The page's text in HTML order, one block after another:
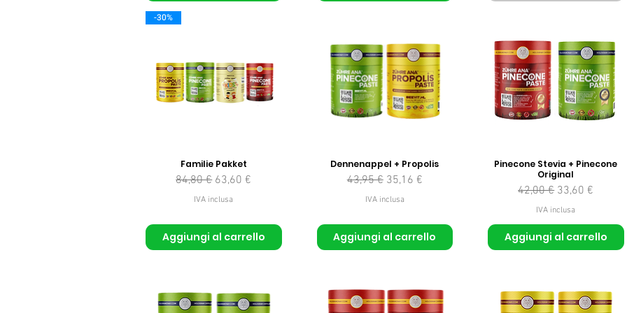
-30%
Familie Pakket
Prezzo regolare
84,80 € Prezzo scontato
63,60 €
IVA inclusa
Aggiungi al carrello
Dennenappel + Propolis
Prezzo regolare
43,95 € Prezzo scontato
35,16 €
IVA inclusa
Aggiungi al carrello
Pinecone Stevia + Pinecone
Original
Prezzo regolare
42,00 € Prezzo
33,60 €
IVA inclusa
Aggiungi al carrello